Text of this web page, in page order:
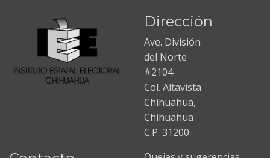
Dirección
Ave. División
del Norte
#2104
Col. Altavista
Chihuahua,
Chihuahua
C.P. 31200